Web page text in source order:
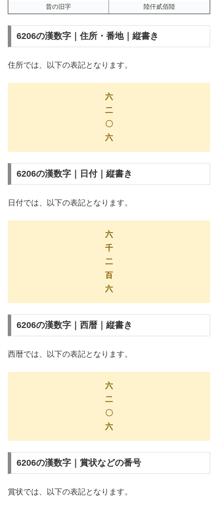
昔の旧字
陸仟貳佰陸
6206の漢数字｜住所・番地｜縦書き
住所では、以下の表記となります。
六
二
〇
六
6206の漢数字｜日付｜縦書き
日付では、以下の表記となります。
六
千
二
百
六
6206の漢数字｜西暦｜縦書き
西暦では、以下の表記となります。
六
二
〇
六
6206の漢数字｜賞状などの番号
賞状では、以下の表記となります。